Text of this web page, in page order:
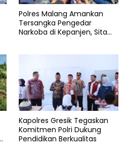
Polres Malang Amankan
Tersangka Pengedar
Narkoba di Kepanjen, Sita
Kapolres Gresik Tegaskan
Komitmen Polri Dukung
Pendidikan Berkualitas